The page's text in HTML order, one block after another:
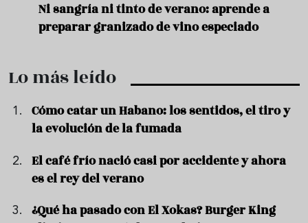
Ni sangría ni tinto de verano: aprende a
preparar granizado de vino especiado
Lo más leído
Cómo catar un Habano: los sentidos, el tiro y
la evolución de la fumada
El café frío nació casi por accidente y ahora
es el rey del verano
¿Qué ha pasado con El Xokas? Burger King